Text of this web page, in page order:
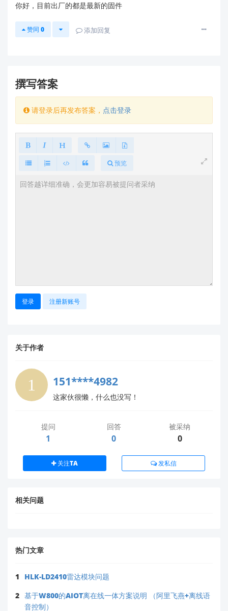
周内更新。
推荐操作步骤
打开
https://h.hlktech.com/Mobile/Download
前缀）→ 查看“固件/Firmware”分类。
注：若直接搜索无结果，请尝试关键词LD6002或
切换至“毫米波雷达”产品线筛选。
仍无法找到？立即联系技术支持
由于您提到呼吸睡眠功能测试需求，我们的技术团
队可优先为您处理：
我们的工程师将在 24 小时内提供专属固件包及
烧录指南。
吸睡眠
重要提醒
⚠️ 切勿使用非官方固件 ：第三方渠道的固件可能存
在兼容性风险，影响呼吸睡眠算法的精度。
高，我们推荐使用
V2.3.0 及以上版本
（2026 年 6
月后发布），该版本已优化低功耗场景下的数据稳
定性。
如您需要进一步协助，请随时提供更多信息（例如模块
海凌科始终以技术为本，为您提供可靠的物联网解决方
你好，目前出厂的都是最新的固件
赞同 0 添加回复
撰写答案
请登录后再发布答案， 点击登录
预览
登录 注册新账号
关于作者
151****4982
这家伙很懒，什么也没写！
提问
1
回答
0
被采纳
0
关注TA 发私信
相关问题
热门文章
1
HLK-LD2410雷达模块问题
2 基于W800的AIOT离在线一体方案说明 （阿里飞燕+离线语
音控制）